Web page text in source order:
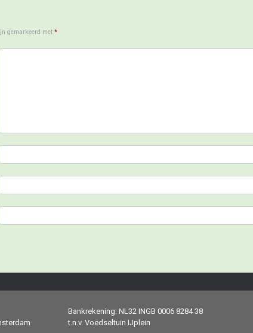
gemarkeerd met *
Bankrekening: NL32 INGB 0006 8284 38
t.n.v. Voedseltuin IJplein